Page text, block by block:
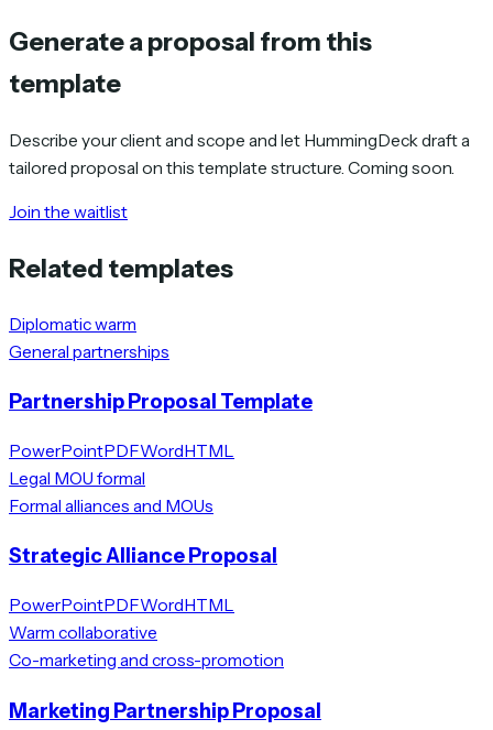
Generate a proposal from this
template
Describe your client and scope and let HummingDeck draft a
tailored proposal on this template structure. Coming soon.
Join the waitlist
Related templates
Diplomatic warm
General partnerships
Partnership Proposal Template
PowerPointPDFWordHTML
Legal MOU formal
Formal alliances and MOUs
Strategic Alliance Proposal
PowerPointPDFWordHTML
Warm collaborative
Co-marketing and cross-promotion
Marketing Partnership Proposal